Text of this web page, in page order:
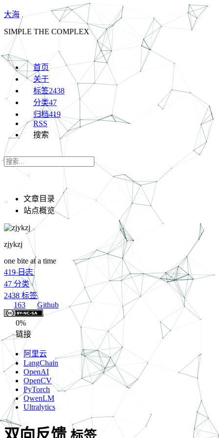
大海
SIMPLE THE COMPLEX
首页
关于
标签2438
分类47
归档419
RSS
搜索
文章目录
站点概览
zjykzj
one bite at a time
419 日志
47 分类
2438 标签
163
Github
0%
链接
阿里云
LangChain
OpenAI
OpenCV
PyTorch
QwenLM
Ultralytics